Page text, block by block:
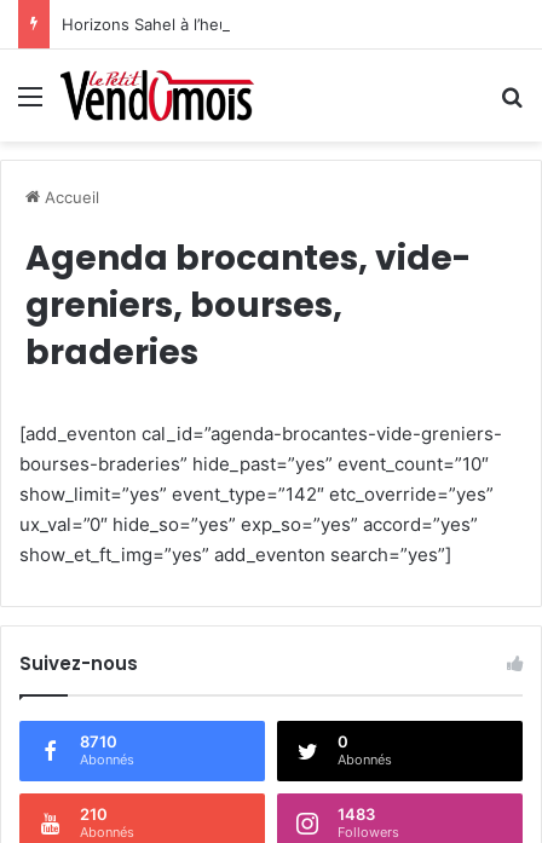
Horizons Sahel à l’heure du bilan
Menu
Accueil
Agenda brocantes, vide-
greniers, bourses,
braderies
[add_eventon cal_id=”agenda-brocantes-vide-greniers-
bourses-braderies” hide_past=”yes” event_count=”10″
show_limit=”yes” event_type=”142″ etc_override=”yes”
ux_val=”0″ hide_so=”yes” exp_so=”yes” accord=”yes”
show_et_ft_img=”yes” add_eventon search=”yes”]
Suivez-nous
8710
Abonnés
0
Abonnés
210
Abonnés
1483
Followers